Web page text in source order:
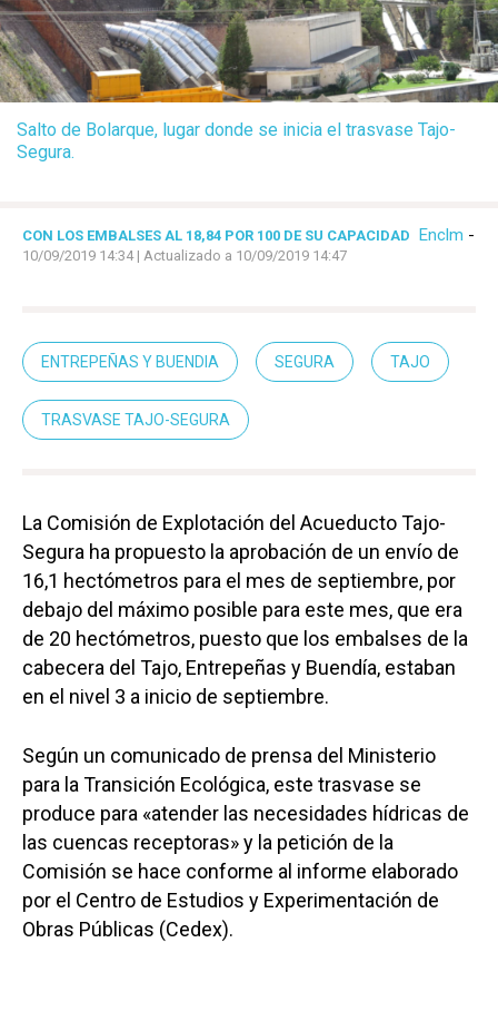
Salto de Bolarque, lugar donde se inicia el trasvase Tajo-
Segura.
CON LOS EMBALSES AL 18,84 POR 100 DE SU CAPACIDAD Enclm -
10/09/2019 14:34| Actualizado a 10/09/2019 14:47
ENTREPEÑAS Y BUENDIA SEGURA TAJO
TRASVASE TAJO-SEGURA
La Comisión de Explotación del Acueducto Tajo-
Segura ha propuesto la aprobación de un envío de
16,1 hectómetros para el mes de septiembre, por
debajo del máximo posible para este mes, que era
de 20 hectómetros, puesto que los embalses de la
cabecera del Tajo, Entrepeñas y Buendía, estaban
en el nivel 3 a inicio de septiembre.
Según un comunicado de prensa del Ministerio
para la Transición Ecológica, este trasvase se
produce para «atender las necesidades hídricas de
las cuencas receptoras» y la petición de la
Comisión se hace conforme al informe elaborado
por el Centro de Estudios y Experimentación de
Obras Públicas (Cedex).